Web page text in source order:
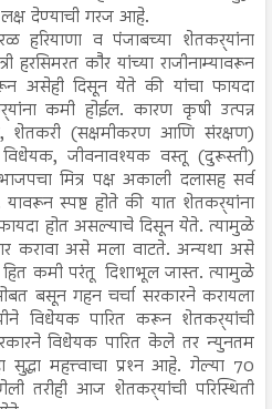
लक्ष देण्याची गरज आहे.
व पंजाबच्या शेतकर्‍यांना
हरसिमरत कौर यांच्या राजीनाम्यावरून
असेही दिसून येते की यांचा फायदा
कमी होईल. कारण कृषी उत्पन्न
शेतकरी (सक्षमीकरण आणि संरक्षण)
जीवनावश्यक वस्तू (दुरूस्ती)
मित्र पक्ष अकाली दलासह सर्व
यावरून स्पष्ट होते की यात शेतकर्‍यांना
होत असल्याचे दिसून येते. त्यामुळे
करावा असे मला वाटते. अन्यथा असे
कमी परंतू दिशाभूल जास्त. त्यामुळे
बसून गहन चर्चा सरकारने करायला
विधेयक पारित करून शेतकर्‍यांची
विधेयक पारित केले तर न्युनतम
सुद्धा महत्त्वाचा प्रश्‍न आहे. गेल्या 70
तरीही आज शेतकर्‍यांची परिस्थिती